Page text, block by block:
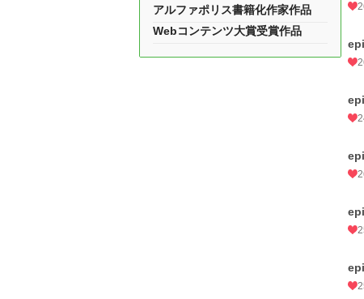
アルファポリス書籍化作家作品
Webコンテンツ大賞受賞作品